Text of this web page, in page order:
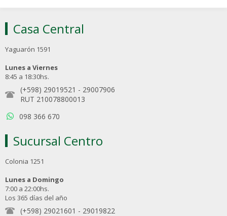
Casa Central
Yaguarón 1591
Lunes a Viernes
8:45 a 18:30hs.
(+598) 29019521 - 29007906
RUT 210078800013
098 366 670
Sucursal Centro
Colonia 1251
Lunes a Domingo
7:00 a 22:00hs.
Los 365 días del año
(+598) 29021601 - 29019822